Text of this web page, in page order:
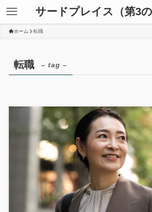
サードプレイス（第3の
ホーム 転職
転職 – tag –